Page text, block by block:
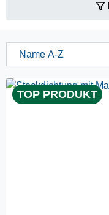
TOP PRODUKT